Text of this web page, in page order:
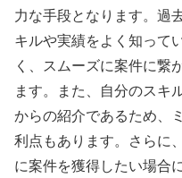
力な手段となります。過
キルや実績をよく知って
く、スムーズに案件に繋
ます。また、自分のスキ
からの紹介であるため、
利点もあります。さらに
に案件を獲得したい場合